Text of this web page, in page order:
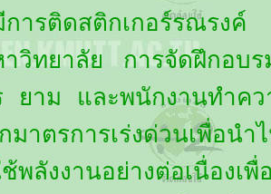
รติดสติกเกอร์รณรงค์
วิทยาลัย การจัดฝึกอบ
ยาม และพนักงานทำคว
กมาตรการเร่งด่วนเพื่
พลังงานอย่างต่อเนื่องเ